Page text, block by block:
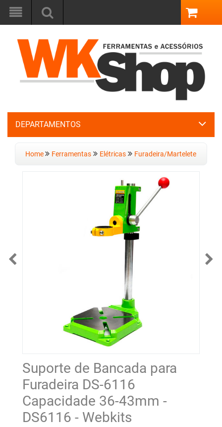
DEPARTAMENTOS
Home Ferramentas Elétricas Furadeira/Martelete
Suporte de Bancada para
Furadeira DS-6116
Capacidade 36-43mm -
DS6116 - Webkits